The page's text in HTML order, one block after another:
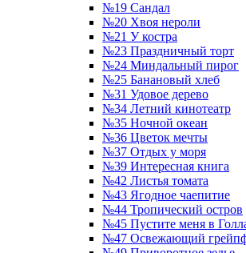
№19 Сандал
№20 Хвоя нероли
№21 У костра
№23 Праздничный торт
№24 Миндальный пирог
№25 Банановый хлеб
№31 Удовое дерево
№34 Летний кинотеатр
№35 Ночной океан
№36 Цветок мечты
№37 Отдых у моря
№39 Интересная книга
№42 Листья томата
№43 Ягодное чаепитие
№44 Тропический остров
№45 Пустите меня в
№47 Освежающий